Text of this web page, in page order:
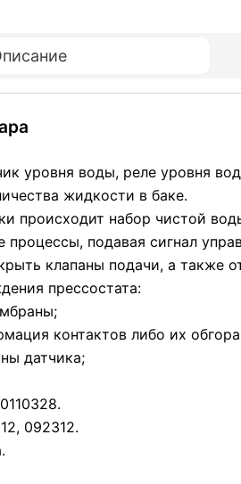
уровня воды, реле уровня
жидкости в баке.
происходит набор чистой
процессы, подавая сигнал
клапаны подачи, а также
прессостата:
контактов либо их
датчика;
092312.